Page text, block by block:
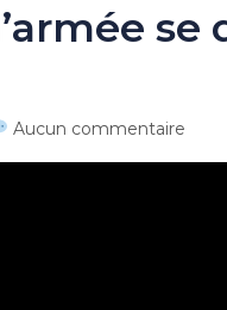
se
Aucun commentaire